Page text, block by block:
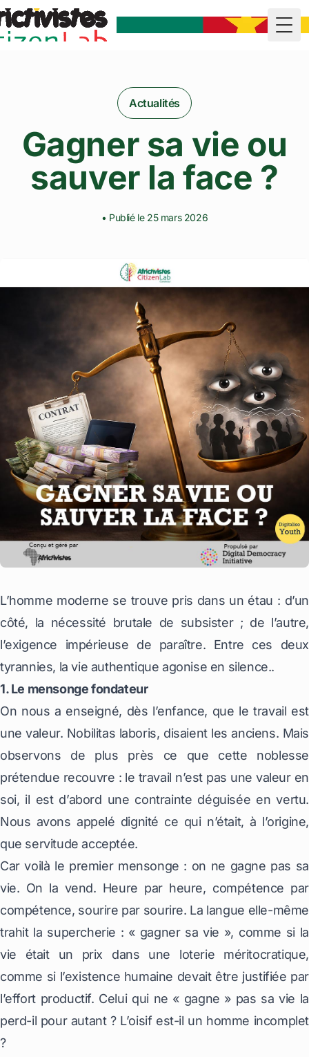
Actualités
Gagner sa vie ou
sauver la face ?
• Publié le 25 mars 2026
L’homme moderne se trouve pris dans un étau : d’un
côté, la nécessité brutale de subsister ; de l’autre,
l’exigence impérieuse de paraître. Entre ces deux
tyrannies, la vie authentique agonise en silence..
1. Le mensonge fondateur
On nous a enseigné, dès l’enfance, que le travail est
une valeur. Nobilitas laboris, disaient les anciens. Mais
observons de plus près ce que cette noblesse
prétendue recouvre : le travail n’est pas une valeur en
soi, il est d’abord une contrainte déguisée en vertu.
Nous avons appelé dignité ce qui n’était, à l’origine,
que servitude acceptée.
Car voilà le premier mensonge : on ne gagne pas sa
vie. On la vend. Heure par heure, compétence par
compétence, sourire par sourire. La langue elle-même
trahit la supercherie : « gagner sa vie », comme si la
vie était un prix dans une loterie méritocratique,
comme si l’existence humaine devait être justifiée par
l’effort productif. Celui qui ne « gagne » pas sa vie la
perd-il pour autant ? L’oisif est-il un homme incomplet
?